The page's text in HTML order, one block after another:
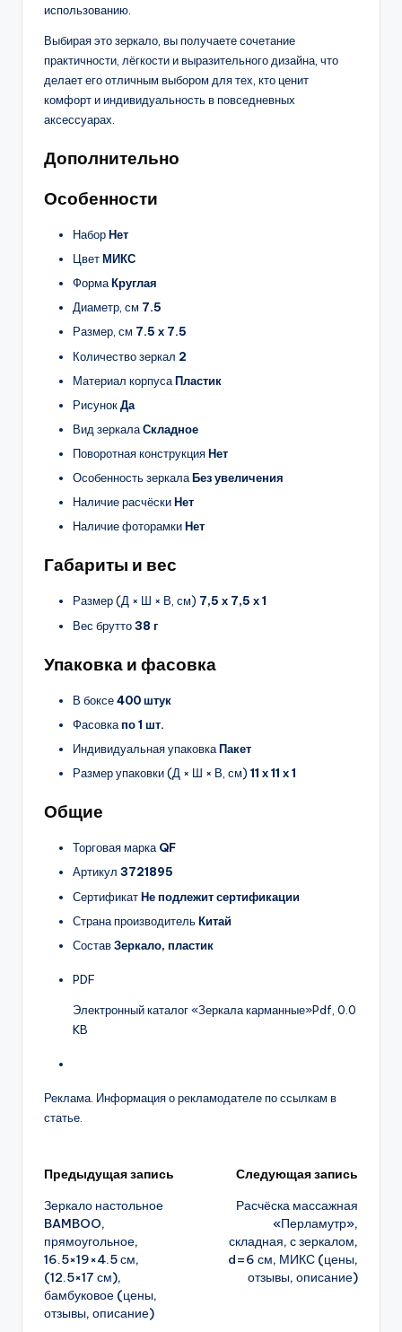
использованию.
Выбирая это зеркало, вы получаете сочетание
практичности, лёгкости и выразительного дизайна, что
делает его отличным выбором для тех, кто ценит
комфорт и индивидуальность в повседневных
аксессуарах.
Дополнительно
Особенности
НаборНет
ЦветМИКС
ФормаКруглая
Диаметр, см 7.5
Размер, см 7.5 х 7.5
Количество зеркал 2
Материал корпусаПластик
РисунокДа
Вид зеркалаСкладное
Поворотная конструкцияНет
Особенность зеркалаБез увеличения
Наличие расчёскиНет
Наличие фоторамкиНет
Габариты и вес
Размер (Д × Ш × В, см) 7,5 х 7,5 х 1
Вес брутто38 г
Упаковка и фасовка
В боксе400 штук
Фасовкапо 1 шт.
Индивидуальная упаковкаПакет
Размер упаковки (Д × Ш × В, см) 11 х 11 х 1
Общие
Торговая маркаQF
Артикул 3721895
СертификатНе подлежит сертификации
Страна производительКитай
СоставЗеркало, пластик
PDF
Электронный каталог «Зеркала карманные»Pdf, 0.0
KB
Реклама. Информация о рекламодателе по ссылкам в
статье.
Навигация
записи
Предыдущая запись
Зеркало настольное
BAMBOO,
прямоугольное,
16.5×19×4.5 см,
(12.5×17 см),
бамбуковое (цены,
отзывы, описание)
Следующая запись
Расчёска массажная
«Перламутр»,
складная, с зеркалом,
d=6 см, МИКС (цены,
отзывы, описание)